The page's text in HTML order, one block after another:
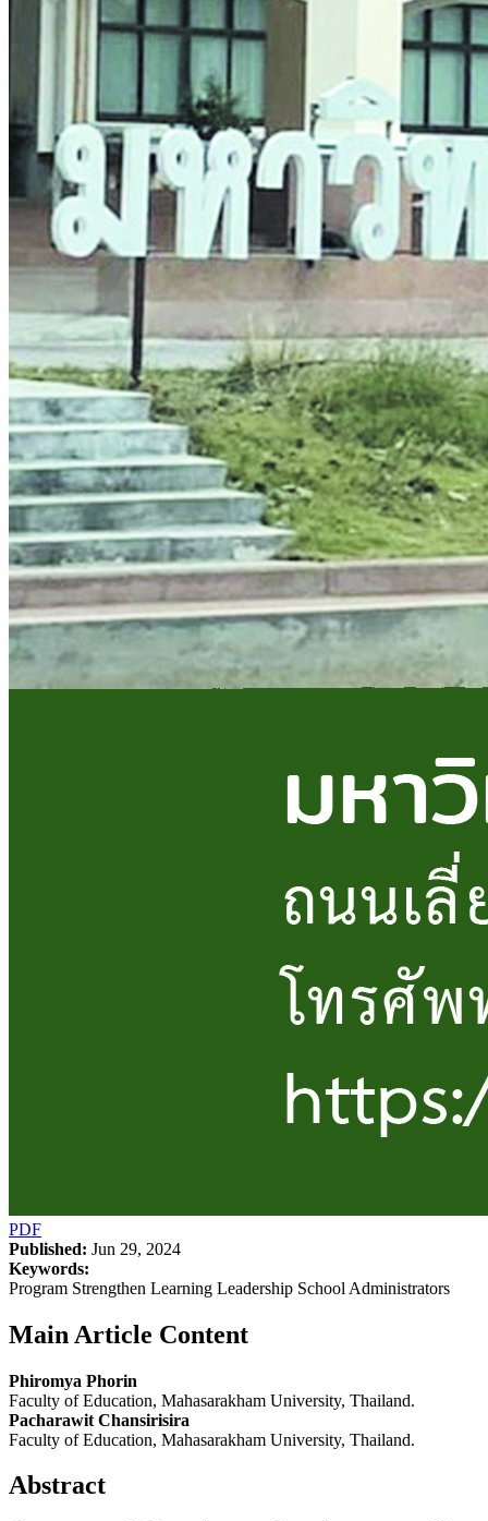
PDF
Published: Jun 29, 2024
Keywords:
Program Strengthen Learning Leadership School Administrators
Main Article Content
Phiromya Phorin
Faculty of Education, Mahasarakham University, Thailand.
Pacharawit Chansirisira
Faculty of Education, Mahasarakham University, Thailand.
Abstract